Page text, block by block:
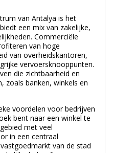
van Antalya is het
een mix van zakelijke,
Commerciële
van hoge
van overheidskantoren,
vervoersknooppunten.
die zichtbaarheid en
zoals banken, winkels en
voordelen voor bedrijven
bent naar een winkel te
met veel
in een centraal
van de stad
behoefte.